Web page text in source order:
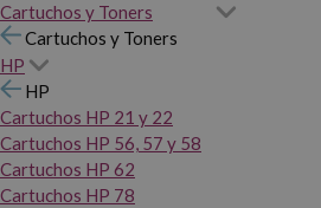
Cartuchos y Toners
Cartuchos y Toners
HP
HP
Cartuchos HP 21 y 22
Cartuchos HP 56, 57 y 58
Cartuchos HP 62
Cartuchos HP 78